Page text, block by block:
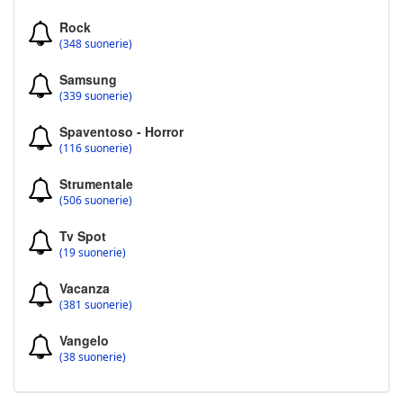
Rock
(348 suonerie)
Samsung
(339 suonerie)
Spaventoso - Horror
(116 suonerie)
Strumentale
(506 suonerie)
Tv Spot
(19 suonerie)
Vacanza
(381 suonerie)
Vangelo
(38 suonerie)